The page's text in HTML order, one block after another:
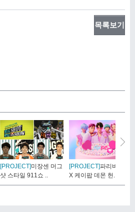
목록보기
[PROJECT]미장센 머그
샷 스타일 911쇼 ..
[PROJECT]파리바게뜨
X 케이팝 데몬 헌..